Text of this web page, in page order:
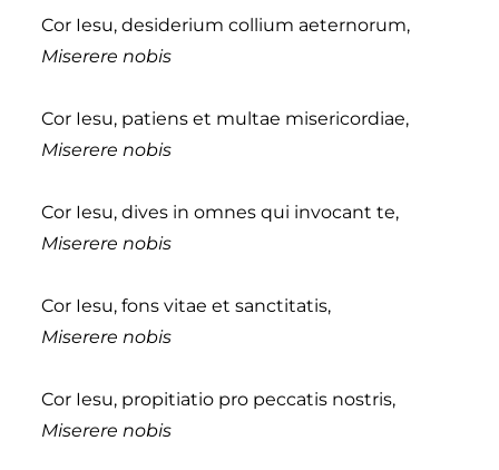
Cor Iesu, desiderium collium aeternorum,
Miserere nobis
Cor Iesu, patiens et multae misericordiae,
Miserere nobis
Cor Iesu, dives in omnes qui invocant te,
Miserere nobis
Cor Iesu, fons vitae et sanctitatis,
Miserere nobis
Cor Iesu, propitiatio pro peccatis nostris,
Miserere nobis